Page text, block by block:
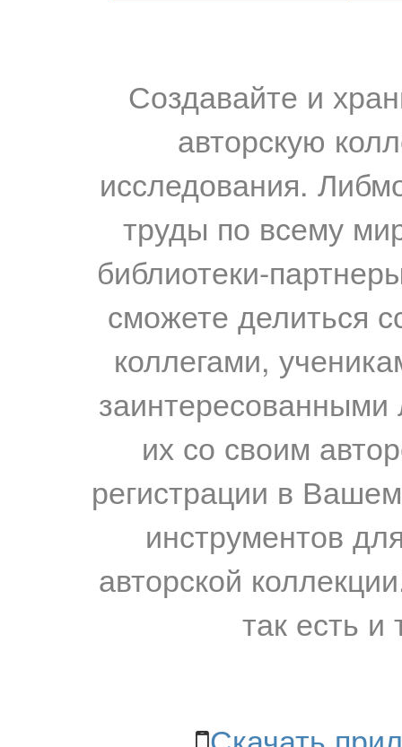
Создавайте и
авторскую
исследования.
труды по всему
библиотеки-
сможете делиться
коллегами,
их со своим
регистрации в
инструментов
авторской
так есть и